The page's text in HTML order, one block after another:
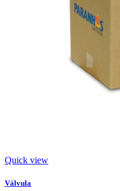
Quick view
Válvula